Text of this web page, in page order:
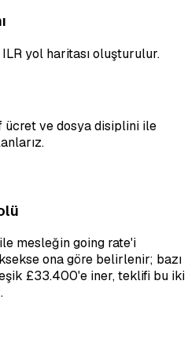
ILR yol haritası oluşturulur.
ücret ve dosya disiplini ile
mesleğin going rate'i
ona göre belirlenir; bazı
£33.400'e iner, teklifi bu iki